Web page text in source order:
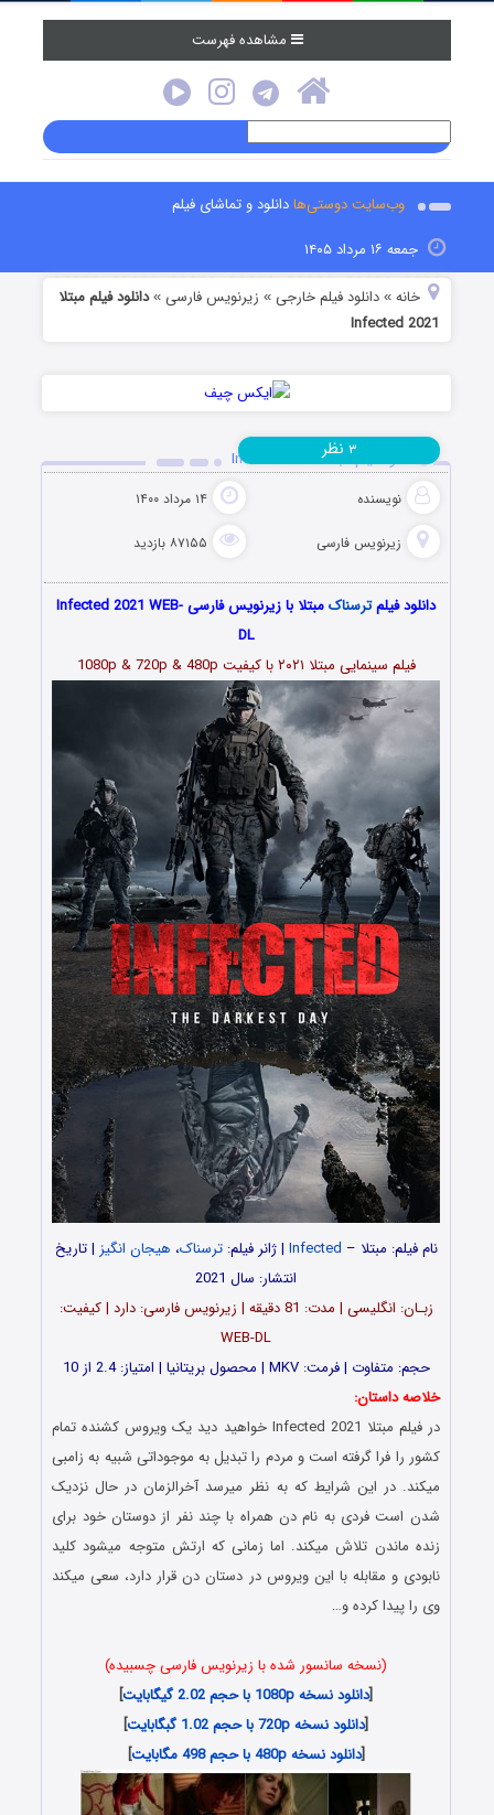
مشاهده فهرست
وب‌سایت دوستی‌هادانلود و تماشای فیلم
جمعه ۱۶ مرداد ۱۴۰۵
خانه »دانلود فیلم خارجی » زیرنویس فارسی »دانلود فیلم مبتلا
Infected 2021
دانلود فیلم مبتلا Infected 2021
نویسنده ۱۴ مرداد ۱۴۰۰
زیرنویس فارسی ۸۷۱۵۵ بازدید
۳ نظر
دانلود فیلمترسناک
مبتلا با زیرنویس فارسی Infected 2021 WEB-
DL
فیلم سینمایی مبتلا ۲۰۲۱ با کیفیت 1080p & 720p & 480p
نام فیلم: مبتلا – Infected | ژانر فیلم:ترسناک، هیجان انگیز | تاریخ
انتشار: سال 2021
زبـان: انگلیسی | مدت: 81 دقیقه | زیرنویس فارسی: دارد | کیفیت:
WEB-DL
حجم: متفاوت | فرمت: MKV | محصول بریتانیا | امتیاز: 2.4 از 10
خلاصه داستان:
در فیلم مبتلا Infected 2021 خواهید دید یک ویروس کشنده تمام
کشور را فرا گرفته است و مردم را تبدیل به موجوداتی شبیه به زامبی
میکند. در این شرایط که به نظر میرسد آخرالزمان در حال نزدیک
شدن است فردی به نام دن همراه با چند نفر از دوستان خود برای
زنده ماندن تلاش میکند. اما زمانی که ارتش متوجه میشود کلید
نابودی و مقابله با این ویروس در دستان دن قرار دارد، سعی میکند
وی را پیدا کرده و…
(نسخه سانسور شده با زیرنویس فارسی چسبیده)
[دانلود نسخه 1080p با حجم 2.02 گیگابایت
]
[دانلود نسخه 720p با حجم 1.02 گبگابایت
]
[دانلود نسخه 480p با حجم 498 مگابایت ]